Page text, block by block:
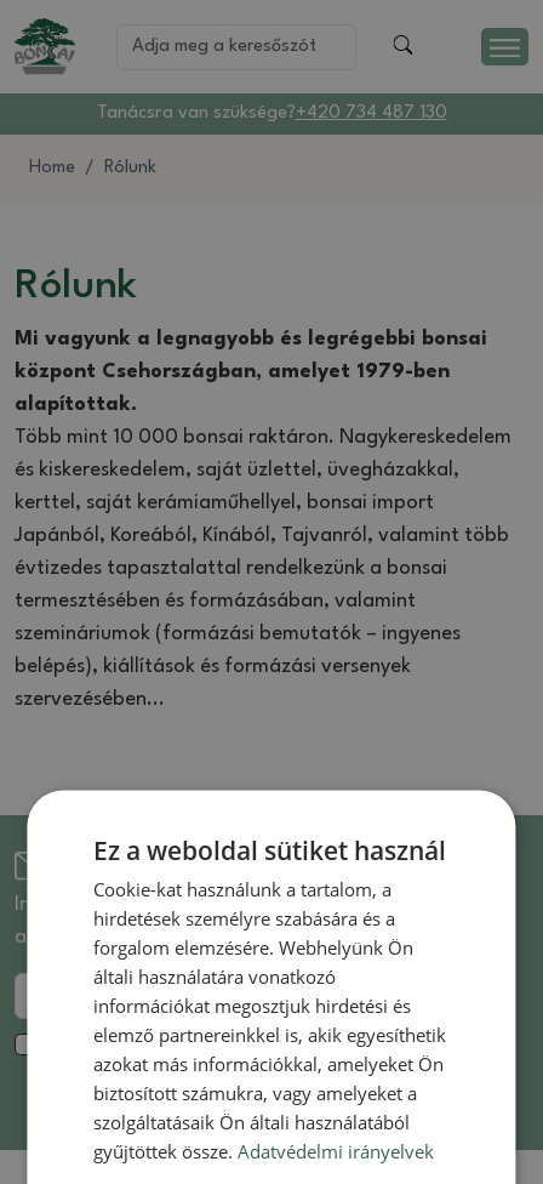
Tanácsra van szüksége?+420 734 487 130
Home Rólunk
Rólunk
Mi vagyunk a legnagyobb és legrégebbi bonsai
központ Csehországban, amelyet 1979-ben
alapítottak.
Több mint 10 000 bonsai raktáron. Nagykereskedelem
és kiskereskedelem, saját üzlettel, üvegházakkal,
kerttel, saját kerámiaműhellyel, bonsai import
Japánból, Koreából, Kínából, Tajvanról, valamint több
évtizedes tapasztalattal rendelkezünk a bonsai
termesztésében és formázásában, valamint
szemináriumok (formázási bemutatók – ingyenes
belépés), kiállítások és formázási versenyek
szervezésében...
Iratkozzon fel hírlevelünkre, és elsőként értesülhet az
akciós termékekről és újdonságokról!
Hozzájárulok a személyes adatokmarketing célú
feldolgozásához. *
Ez a weboldal sütiket használ
Cookie-kat használunk a tartalom, a
hirdetések személyre szabására és a
forgalom elemzésére. Webhelyünk Ön
általi használatára vonatkozó
információkat megosztjuk hirdetési és
elemző partnereinkkel is, akik egyesíthetik
azokat más információkkal, amelyeket Ön
biztosított számukra, vagy amelyeket a
szolgáltatásaik Ön általi használatából
gyűjtöttek össze.Adatvédelmi irányelvek